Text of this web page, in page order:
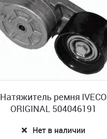
Натяжитель ремня IVECO
ORIGINAL 504046191
Нет в наличии